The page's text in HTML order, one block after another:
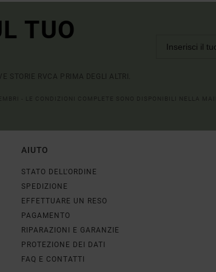
TUO
STORIE RVCA PRIMA DEGLI ALTRI.
AIUTO
STATO DELL'ORDINE
SPEDIZIONE
EFFETTUARE UN RESO
PAGAMENTO
RIPARAZIONI E GARANZIE
PROTEZIONE DEI DATI
FAQ E CONTATTI